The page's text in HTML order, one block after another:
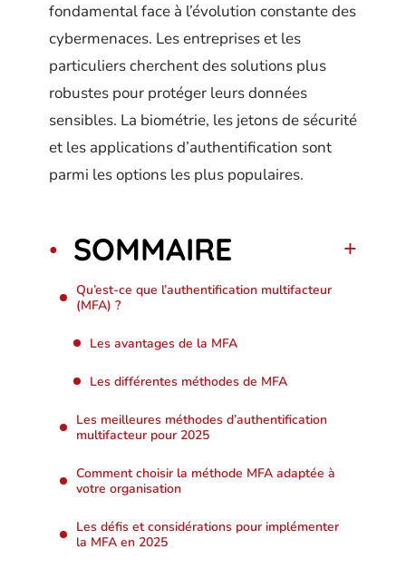
fondamental face à l’évolution constante des
cybermenaces. Les entreprises et les
particuliers cherchent des solutions plus
robustes pour protéger leurs données
sensibles. La biométrie, les jetons de sécurité
et les applications d’authentification sont
parmi les options les plus populaires.
SOMMAIRE
Qu’est-ce que l’authentification multifacteur
(MFA) ?
Les avantages de la MFA
Les différentes méthodes de MFA
Les meilleures méthodes d’authentification
multifacteur pour 2025
Comment choisir la méthode MFA adaptée à
votre organisation
Les défis et considérations pour implémenter
la MFA en 2025